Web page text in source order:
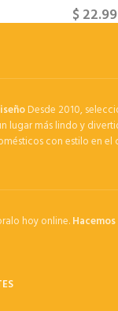
$
Desde 2010,
lugar más lindo y
con estilo en el
hoy online.